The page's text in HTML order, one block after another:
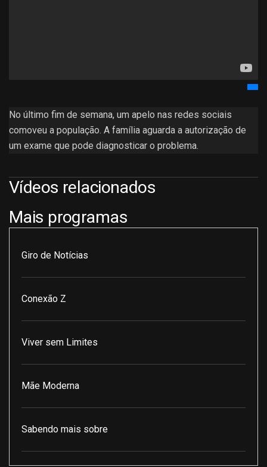
No último fim de semana, um apelo nas redes sociais
comoveu a população. A família aguarda a autorização de
um exame que pode diagnosticar o problema.
Vídeos relacionados
Mais programas
Giro de Notícias
Conexão Z
Viver sem Limites
Mãe Moderna
Sabendo mais sobre